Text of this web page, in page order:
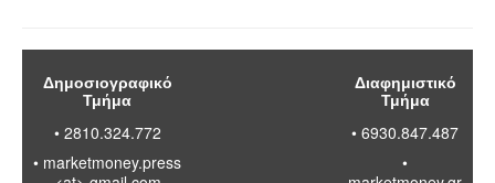
Δημοσιογραφικό
Τμήμα
• 2810.324.772
• marketmoney.press
Διαφημιστικό
Τμήμα
• 6930.847.487
•